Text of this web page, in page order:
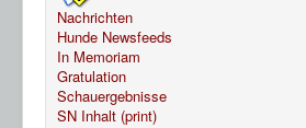
Nachrichten
Hunde Newsfeeds
In Memoriam
Gratulation
Schauergebnisse
SN Inhalt (print)